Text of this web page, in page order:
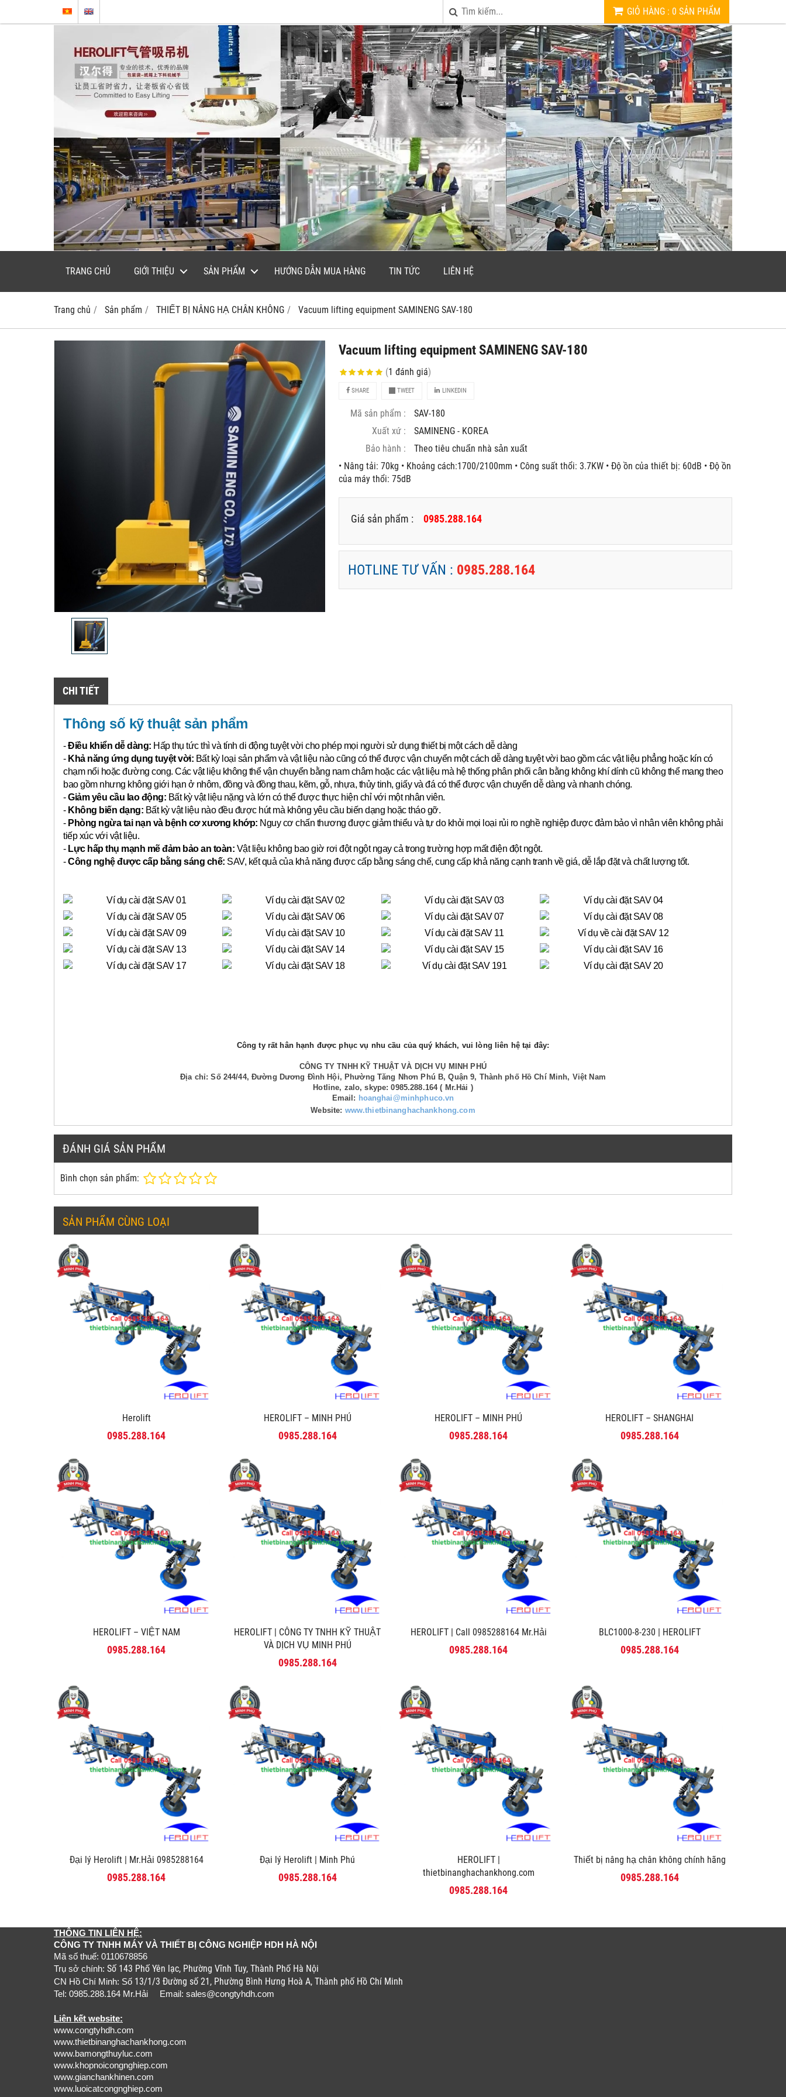
GIỎ HÀNG : 0 SẢN PHẨM
TRANG CHỦ GIỚI THIỆU SẢN PHẨM HƯỚNG DẪN MUA HÀNG TIN TỨC LIÊN HỆ
Trang chủ Sản phẩm THIẾT BỊ NÂNG HẠ CHÂN KHÔNG Vacuum lifting equipment SAMINENG SAV-180
Vacuum lifting equipment SAMINENG SAV-180
(1đánh giá)
SHARE TWEET LINKEDIN
Mã sản phẩm :
SAV-180
Xuất xứ :
SAMINENG - KOREA
Bảo hành :
Theo tiêu chuẩn nhà sản xuất
• Nâng tải: 70kg • Khoảng cách:1700/2100mm • Công suất thổi: 3.7KW • Độ ồn của thiết bị: 60dB • Độ ồn
của máy thổi: 75dB
Giá sản phẩm : 0985.288.164
HOTLINE TƯ VẤN : 0985.288.164
CHI TIẾT
Thông số kỹ thuật sản phẩm
-Điều khiển dễ dàng: Hấp thụ tức thì và tính di động tuyệt vời cho phép mọi người sử dụng thiết bị một cách dễ dàng
- Khả năng ứng dụng tuyệt vời: Bất kỳ loại sản phẩm và vật liệu nào cũng có thể được vận chuyển một cách dễ dàng tuyệt vời bao gồm các vật liệu phẳng hoặc kín có
chạm nổi hoặc đường cong. Các vật liệu không thể vận chuyển bằng nam châm hoặc các vật liệu mà hệ thống phân phối cân bằng không khí dính cũ không thể mang theo
bao gồm nhưng không giới hạn ở nhôm, đồng và đồng thau, kẽm, gỗ, nhựa, thủy tinh, giấy và đá có thể được vận chuyển dễ dàng và nhanh chóng.
-Giảm yêu cầu lao động: Bất kỳ vật liệu nặng và lớn có thể được thực hiện chỉ với một nhân viên.
- Không biến dạng: Bất kỳ vật liệu nào đều được hút mà không yêu cầu biến dạng hoặc tháo gỡ.
- Phòng ngừa tai nạn và bệnh cơ xương khớp: Nguy cơ chấn thương được giảm thiểu và tự do khỏi mọi loại rủi ro nghề nghiệp được đảm bảo vì nhân viên không phải
tiếp xúc với vật liệu.
- Lực hấp thụ mạnh mẽ đảm bảo an toàn: Vật liệu không bao giờ rơi đột ngột ngay cả trong trường hợp mất điện đột ngột.
-Công nghệ được cấp bằng sáng chế: SAV, kết quả của khả năng được cấp bằng sáng chế, cung cấp khả năng cạnh tranh về giá, dễ lắp đặt và chất lượng tốt.
Công ty rất hân hạnh được phục vụ nhu cầu của quý khách, vui lòng liên hệ tại đây:
CÔNG TY TNHH KỸ THUẬT VÀ DỊCH VỤ MINH PHÚ
Địa chỉ: Số 244/44, Đường Dương Đình Hội, Phường Tăng Nhơn Phú B, Quận 9, Thành phố Hồ Chí Minh, Việt Nam
Hotline, zalo, skype: 0985.288.164 ( Mr.Hải )
Email: hoanghai@minhphuco.vn
Website: www.thietbinanghachankhong.com
ĐÁNH GIÁ SẢN PHẨM
Bình chọn sản phẩm:
SẢN PHẨM CÙNG LOẠI
Herolift
0985.288.164
HEROLIFT – MINH PHÚ
0985.288.164
HEROLIFT – MINH PHÚ
0985.288.164
HEROLIFT – SHANGHAI
0985.288.164
HEROLIFT – VIỆT NAM
0985.288.164
HEROLIFT | CÔNG TY TNHH KỸ THUẬT
VÀ DỊCH VỤ MINH PHÚ
0985.288.164
HEROLIFT | Call 0985288164 Mr.Hải
0985.288.164
BLC1000-8-230 | HEROLIFT
0985.288.164
Đại lý Herolift | Mr.Hải 0985288164
0985.288.164
Đại lý Herolift | Minh Phú
0985.288.164
HEROLIFT |
thietbinanghachankhong.com
0985.288.164
Thiết bị nâng hạ chân không chính hãng
0985.288.164
THÔNG TIN LIÊN HỆ:
CÔNG TY TNHH MÁY VÀ THIẾT BỊ CÔNG NGHIỆP HDH HÀ NỘI
Mã số thuế: 0110678856
Trụ sở chính: Số 143 Phố Yên lạc, Phường Vĩnh Tuy, Thành Phố Hà Nội
CN Hồ Chí Minh: Số 13/1/3 Đường số 21, Phường Bình Hưng Hoà A, Thành phố Hồ Chí Minh
Tel: 0985.288.164 Mr.Hải Email: sales@congtyhdh.com
Liên kết website:
www.congtyhdh.com
www.thietbinanghachankhong.com
www.bamongthuyluc.com
www.khopnoicongnghiep.com
www.gianchankhinen.com
www.luoicatcongnghiep.com